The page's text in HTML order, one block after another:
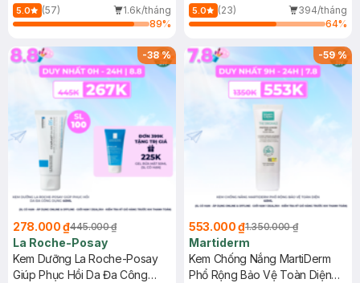
Dầu 500ml
5.0 (57)
1.6k/tháng
89%
(Mới)
5.0 (23)
394/tháng
64%
-38%
278.000 ₫445.000 ₫
La Roche-Posay
Kem Dưỡng La Roche-Posay
Giúp Phục Hồi Da Đa Công
-59%
553.000 ₫1.350.000 ₫
Martiderm
Kem Chống Nắng MartiDerm
Phổ Rộng Bảo Vệ Toàn Diện